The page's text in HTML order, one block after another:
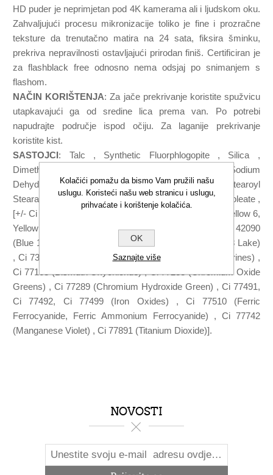
HD puder je neprimjetan pod 4K kamerama ali i ljudskom oku.
Zahvaljujući procesu mikronizacije toliko je fine i prozračne
teksture da trenutačno matira na 24 sata, fiksira šminku,
prekriva nepravilnosti ostavljajući prirodan finiš. Certificiran je
za flashblack free odnosno nema odsjaj po snimanjem s
flashom.
NAČIN KORIŠTENJA: Za jače prekrivanje koristite spužvicu
utapkavajući ga od sredine lica prema van. Po potrebi
napudrajte područje ispod očiju. Za laganije prekrivanje
koristite kist.
SASTOJCI: Talc , Synthetic Fluorphlogopite , Silica ,
Dimethicone , Caprylyl Glycol , Pentylene Glycol , Sodium
Dehydroacetate , Diisostearyl Malate , Octyldodecyl Stearoyl
Stearate , Kaolin , Tocopheryl Acetate , Sorbitan Sesquioleate ,
[+/- Ci 15850 (Red 6, Red 7, Red 7 Lake) , Ci 15985 (Yellow 6,
Yellow 6 Lake) , Ci 19140 (Yellow 5, Yellow 5 Lake) , Ci 42090
(Blue 1 Lake) , Ci 45410 (Red 27, Red 27 Lake, Red 28 Lake)
, Ci 73360 (Red 30, Red 30 Lake) , Ci 77007 (Ultramarines) ,
Ci 77163 (Bismuth Oxychloride) , Ci 77288 (Chromium Oxide
Greens) , Ci 77289 (Chromium Hydroxide Green) , Ci 77491,
Ci 77492, Ci 77499 (Iron Oxides) , Ci 77510 (Ferric
Ferrocyanide, Ferric Ammonium Ferrocyanide) , Ci 77742
(Manganese Violet) , Ci 77891 (Titanium Dioxide)].
NOVOSTI
Kolačići pomažu da bismo Vam pružili našu
uslugu. Koristeći našu web stranicu i uslugu,
prihvaćate i korištenje kolačića.
OK
Saznajte više